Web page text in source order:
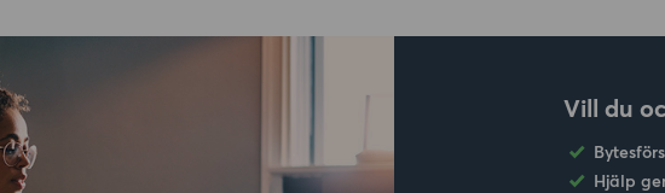
Vill du
Hjälp